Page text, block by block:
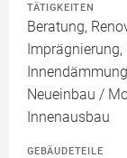
TÄTIGKEITEN
Beratung,
Neueinbau /
Innenausbau
GEBÄUDETEILE